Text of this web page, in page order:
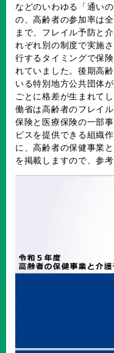
などのいわゆる「通い
の、高齢者の参加率は
まで、フレイル予防と
れぞれ別の制度で実施
行するタイミングで保
れていました。後期高
いる特別地方公共団体
ごとに格差が生まれて
働省は高齢者のフレイ
保険と医療保険の一部
ビスを提供できる組織
に、高齢者の保健事業
を掲載しますので、参